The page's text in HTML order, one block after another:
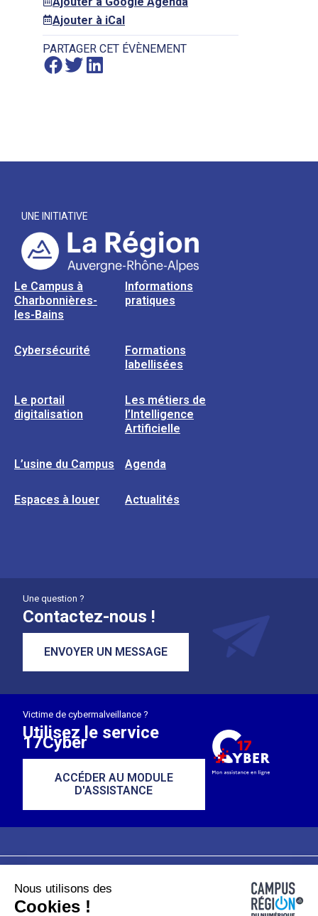
Ajouter à iCal
PARTAGER CET ÉVÈNEMENT
UNE INITIATIVE
Le Campus à
Charbonnières-
les-Bains
Informations
pratiques
Cybersécurité
Formations
labellisées
Le portail
digitalisation
Les métiers de
l’Intelligence
Artificielle
L’usine du Campus Agenda
Espaces à louer Actualités
Une question ?
Contactez-nous !
ENVOYER UN MESSAGE
Victime de cybermalveillance ?
Utilisez le service
17Cyber
ACCÉDER AU MODULE
D'ASSISTANCE
Plan du site
Nous utilisons des
Cookies !